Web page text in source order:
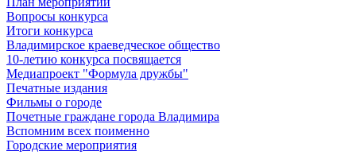
Вопросы конкурса
Итоги конкурса
Владимирское краеведческое общество
10-летию конкурса посвящается
Медиапроект "Формула дружбы"
Печатные издания
Фильмы о городе
Почетные граждане города Владимира
Вспомним всех поименно
Городские мероприятия